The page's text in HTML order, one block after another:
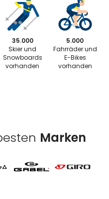
35.000
Skier und
Snowboards
vorhanden
5.000
Fahrräder und
E-Bikes
vorhanden
Marken